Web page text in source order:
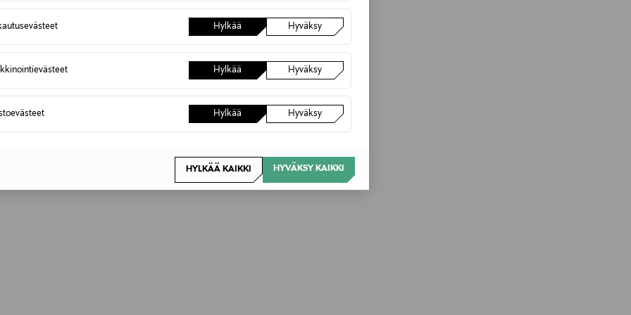
Hylkää Hyväksy
Hylkää Hyväksy
Hylkää Hyväksy
HYLKÄÄ KAIKKI HYVÄKSY KAIKKI